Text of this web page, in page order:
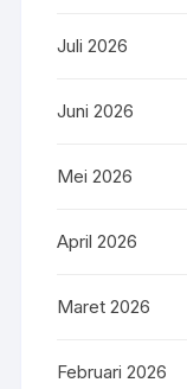
Juli 2026
Juni 2026
Mei 2026
April 2026
Maret 2026
Februari 2026